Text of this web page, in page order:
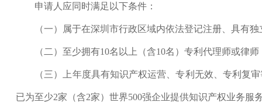
申请人应同时满足以下条件：
（一）属于在深圳市行政区域内依法登记注册、具有独
（二）至少拥有10名以上（含10名）专利代理师或律师
（三）上年度具有知识产权运营、专利无效、专利复审
已为至少2家（含2家）世界500强企业提供知识产权业务